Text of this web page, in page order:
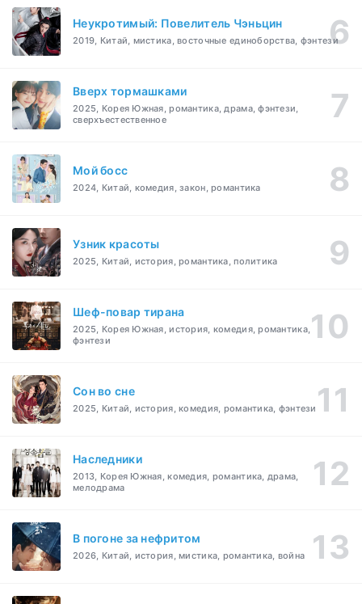
Неукротимый: Повелитель Чэньцин
2019, Китай, мистика, восточные единоборства, фэнтези
Вверх тормашками
2025, Корея Южная, романтика, драма, фэнтези,
сверхъестественное
Мой босс
2024, Китай, комедия, закон, романтика
Узник красоты
2025, Китай, история, романтика, политика
Шеф-повар тирана
2025, Корея Южная, история, комедия, романтика,
фэнтези
Cон во сне
2025, Китай, история, комедия, романтика, фэнтези
Наследники
2013, Корея Южная, комедия, романтика, драма,
мелодрама
В погоне за нефритом
2026, Китай, история, мистика, романтика, война